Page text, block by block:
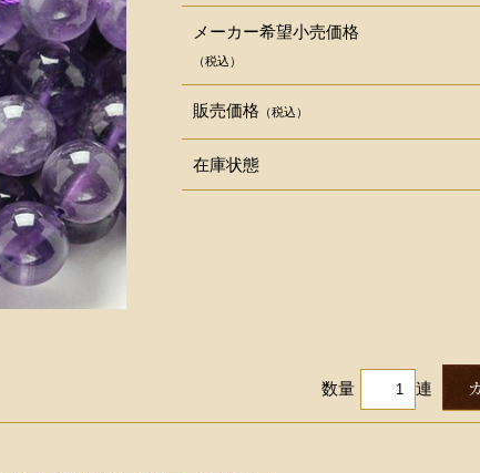
メーカー希望小売価格
（税込）
販売価格 （税込）
在庫状態
数量 連